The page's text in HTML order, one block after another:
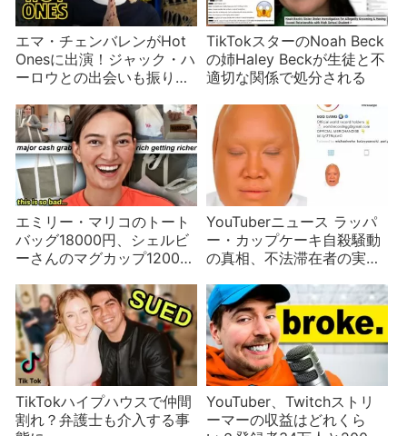
エマ・チェンバレンがHot
Onesに出演！ジャック・ハ
ーロウとの出会いも振りか
TikTokスターのNoah Beck
の姉Haley Beckが生徒と不
適切な関係で処分される
エミリー・マリコのトート
バッグ18000円、シェルビ
ーさんのマグカップ12000
「感覚」の生み出す魔術
YouTuberニュース ラッパ
ー・カップケーキ自殺騒動
の真相、不法滞在者の実態
TikTokハイプハウスで仲間
割れ？弁護士も介入する事
YouTuber、Twitchストリ
ーマーの収益はどれくら